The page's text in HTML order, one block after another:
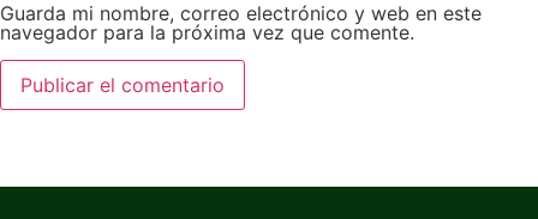
Guarda mi nombre, correo electrónico y web en este
navegador para la próxima vez que comente.